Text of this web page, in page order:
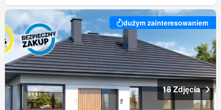
dużym zainteresowaniem
18 Zdjęcia